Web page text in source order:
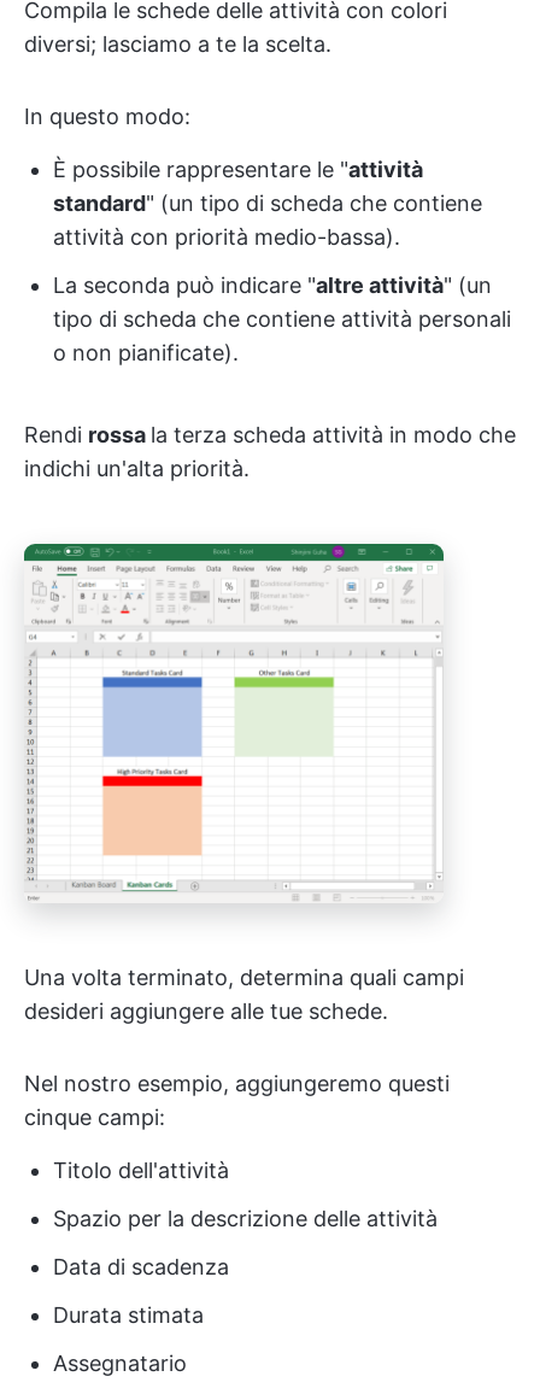
Compila le schede delle attività con colori
diversi; lasciamo a te la scelta.
In questo modo:
È possibile rappresentare le "attività
standard" (un tipo di scheda che contiene
attività con priorità medio-bassa).
La seconda può indicare "altre attività" (un
tipo di scheda che contiene attività personali
o non pianificate).
Rendi rossa la terza scheda attività in modo che
indichi un'alta priorità.
Una volta terminato, determina quali campi
desideri aggiungere alle tue schede.
Nel nostro esempio, aggiungeremo questi
cinque campi:
Titolo dell'attività
Spazio per la descrizione delle attività
Data di scadenza
Durata stimata
Assegnatario